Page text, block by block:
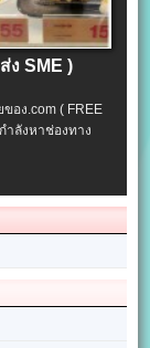
ง SME )
อง.com ( FREE
ลังหาช่องทาง